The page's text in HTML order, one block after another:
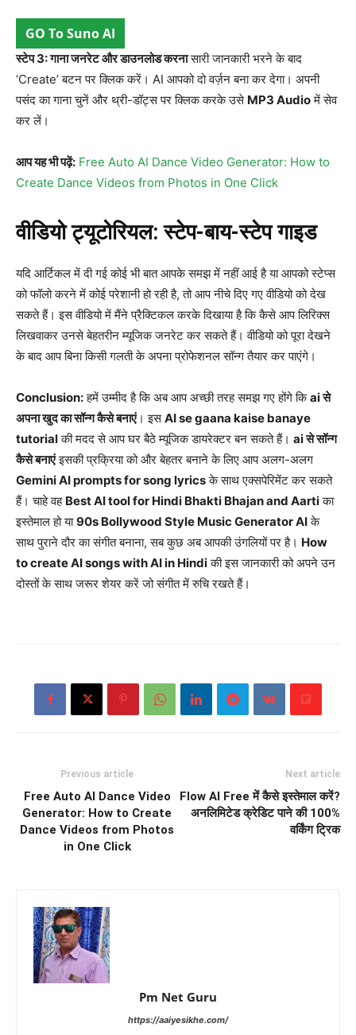
GO To Suno AI
स्टेप 3: गाना जनरेट और डाउनलोड करनासारी जानकारी भरने के बाद
‘Create’ बटन पर क्लिक करें। AI आपको दो वर्ज़न बना कर देगा। अपनी
पसंद का गाना चुनें और थ्री-डॉट्स पर क्लिक करके उसे MP3 Audioमें सेव
कर लें।
आप यह भी पढ़ें: Free Auto AI Dance Video Generator: How to
Create Dance Videos from Photos in One Click
वीडियो ट्यूटोरियल: स्टेप-बाय-स्टेप गाइड
यदि आर्टिकल में दी गई कोई भी बात आपके समझ में नहीं आई है या आपको स्टेप्स
को फॉलो करने में कोई परेशानी हो रही है, तो आप नीचे दिए गए वीडियो को देख
सकते हैं। इस वीडियो में मैंने प्रैक्टिकल करके दिखाया है कि कैसे आप लिरिक्स
लिखवाकर उनसे बेहतरीन म्यूजिक जनरेट कर सकते हैं। वीडियो को पूरा देखने
के बाद आप बिना किसी गलती के अपना प्रोफेशनल सॉन्ग तैयार कर पाएंगे।
Conclusion:हमें उम्मीद है कि अब आप अच्छी तरह समझ गए होंगे किai से
अपना खुद का सॉन्ग कैसे बनाएं। इसAI se gaana kaise banaye
tutorialकी मदद से आप घर बैठे म्यूजिक डायरेक्टर बन सकते हैं। ai से सॉन्ग
कैसे बनाएंइसकी प्रक्रिया को और बेहतर बनाने के लिए आप अलग-अलग
Gemini AI prompts for song lyricsके साथ एक्सपेरिमेंट कर सकते
हैं। चाहे वह Best AI tool for Hindi Bhakti Bhajan and Aartiका
इस्तेमाल हो या90s Bollywood Style Music Generator AIके
साथ पुराने दौर का संगीत बनाना, सब कुछ अब आपकी उंगलियों पर है। How
to create AI songs with AI in Hindiकी इस जानकारी को अपने उन
दोस्तों के साथ जरूर शेयर करें जो संगीत में रुचि रखते हैं।
Previous article
Free Auto AI Dance Video
Generator: How to Create
Dance Videos from Photos
in One Click
Next article
Flow AI Free में कैसे इस्तेमाल करें?
अनलिमिटेड क्रेडिट पाने की 100%
वर्किंग ट्रिक
Pm Net Guru
https://aaiyesikhe.com/